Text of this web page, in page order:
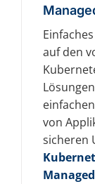
auf den
von
sicheren